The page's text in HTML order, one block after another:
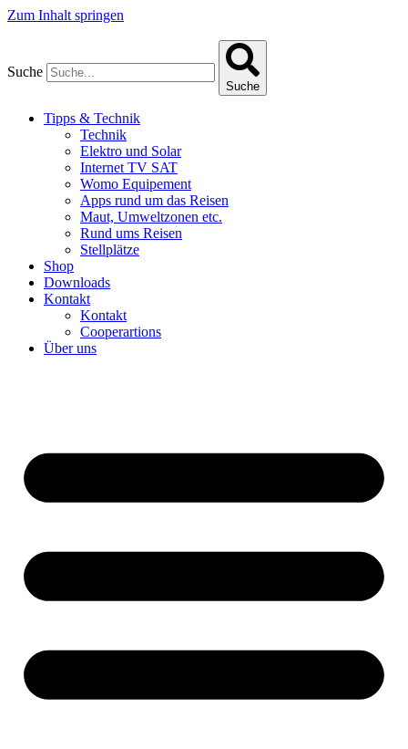
Zum Inhalt springen
Suche
Suche
Tipps & Technik
Technik
Elektro und Solar
Internet TV SAT
Womo Equipement
Apps rund um das Reisen
Maut, Umweltzonen etc.
Rund ums Reisen
Stellplätze
Shop
Downloads
Kontakt
Kontakt
Cooperartions
Über uns